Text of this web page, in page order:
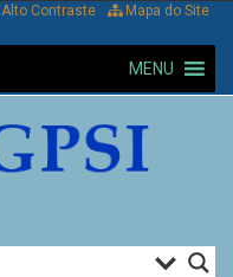
Mapa do Site
Alto Contraste
MENU